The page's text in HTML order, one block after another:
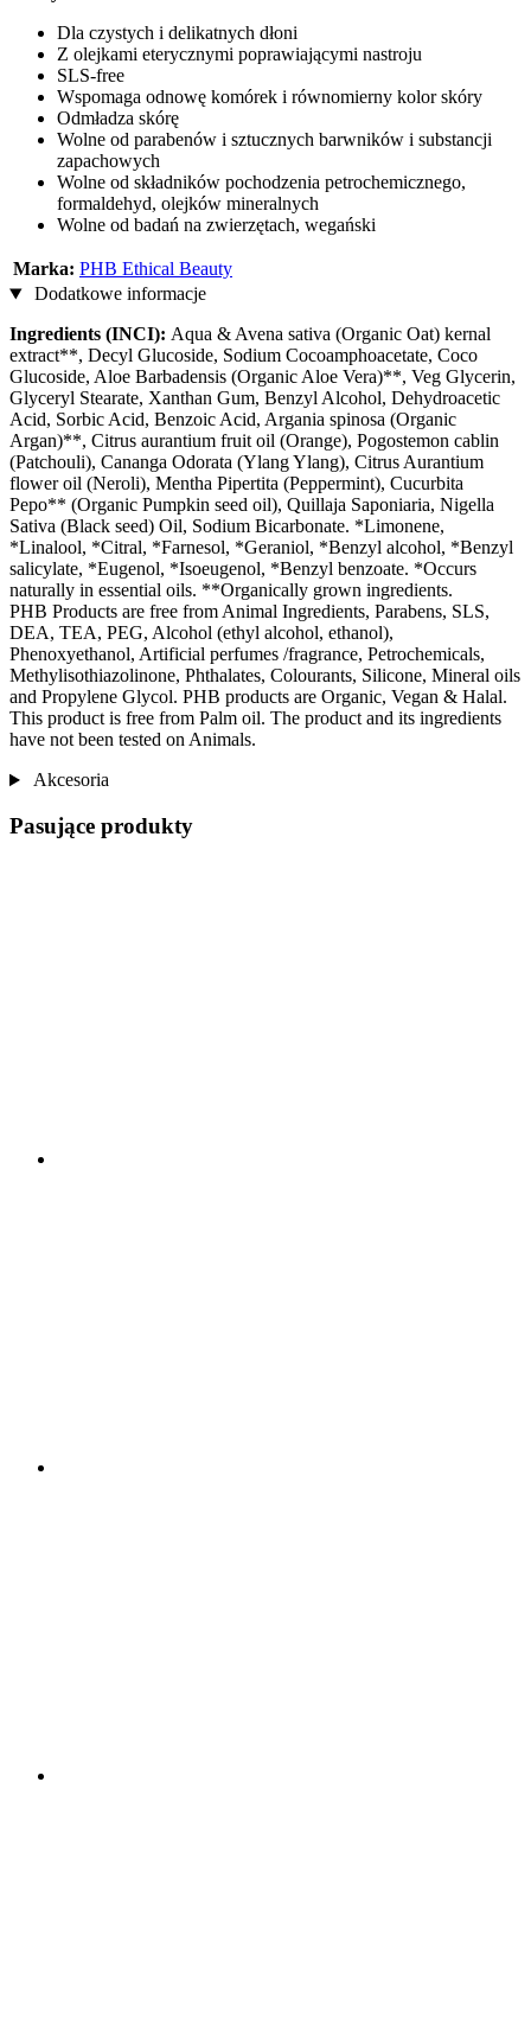
Dla czystych i delikatnych dłoni
Z olejkami eterycznymi poprawiającymi nastroju
SLS-free
Wspomaga odnowę komórek i równomierny kolor skóry
Odmładza skórę
Wolne od parabenów i sztucznych barwników i substancji
zapachowych
Wolne od składników pochodzenia petrochemicznego,
formaldehyd, olejków mineralnych
Wolne od badań na zwierzętach, wegański
Marka: PHB Ethical Beauty
Dodatkowe informacje
Ingredients (INCI): Aqua & Avena sativa (Organic Oat) kernal
extract**, Decyl Glucoside, Sodium Cocoamphoacetate, Coco
Glucoside, Aloe Barbadensis (Organic Aloe Vera)**, Veg Glycerin,
Glyceryl Stearate, Xanthan Gum, Benzyl Alcohol, Dehydroacetic
Acid, Sorbic Acid, Benzoic Acid, Argania spinosa (Organic
Argan)**, Citrus aurantium fruit oil (Orange), Pogostemon cablin
(Patchouli), Cananga Odorata (Ylang Ylang), Citrus Aurantium
flower oil (Neroli), Mentha Pipertita (Peppermint), Cucurbita
Pepo** (Organic Pumpkin seed oil), Quillaja Saponiaria, Nigella
Sativa (Black seed) Oil, Sodium Bicarbonate. *Limonene,
*Linalool, *Citral, *Farnesol, *Geraniol, *Benzyl alcohol, *Benzyl
salicylate, *Eugenol, *Isoeugenol, *Benzyl benzoate. *Occurs
naturally in essential oils. **Organically grown ingredients.
PHB Products are free from Animal Ingredients, Parabens, SLS,
DEA, TEA, PEG, Alcohol (ethyl alcohol, ethanol),
Phenoxyethanol, Artificial perfumes /fragrance, Petrochemicals,
Methylisothiazolinone, Phthalates, Colourants, Silicone, Mineral oils
and Propylene Glycol. PHB products are Organic, Vegan & Halal.
This product is free from Palm oil. The product and its ingredients
have not been tested on Animals.
Akcesoria
Pasujące produkty